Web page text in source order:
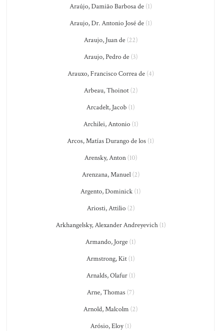
Araújo, Damião Barbosa de(1)
Araujo, Dr. Antonio José de(1)
Araujo, Juan de(22)
Araujo, Pedro de(3)
Arauxo, Francisco Correa de(4)
Arbeau, Thoinot(2)
Arcadelt, Jacob (1)
Archilei, Antonio(1)
Arcos, Matías Durango de los (1)
Arensky, Anton(10)
Arenzana, Manuel(2)
Argento, Dominick (1)
Ariosti, Attilio(2)
Arkhangelsky, Alexander Andreyevich(1)
Armando, Jorge (1)
Armstrong, Kit (1)
Arnalds, Olafur(1)
Arne, Thomas (7)
Arnold, Malcolm (2)
Arósio, Eloy(1)